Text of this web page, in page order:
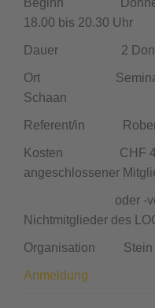
Beginn
18.00 bis 20.30 Uhr
Dauer 2
Ort
Schaan
Referent/in Robert
Kosten CHF 40.-
angeschlossener
oder -
Nichtmitglieder des
Organisation Stein
Anmeldung